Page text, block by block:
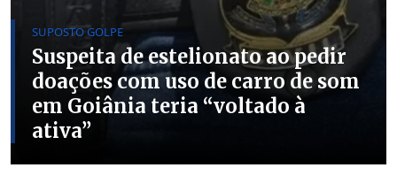
SUPOSTO GOLPE
Suspeita de estelionato ao pedir
doações com uso de carro de som
em Goiânia teria “voltado à
ativa”